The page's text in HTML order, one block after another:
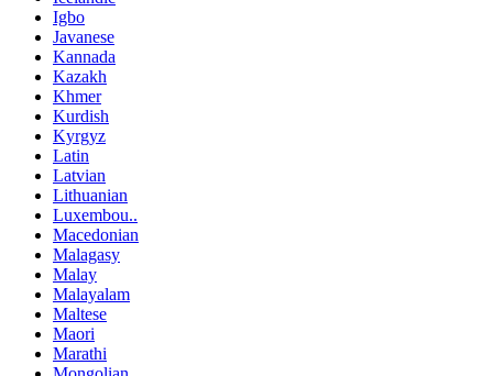
Igbo
Javanese
Kannada
Kazakh
Khmer
Kurdish
Kyrgyz
Latin
Latvian
Lithuanian
Luxembou..
Macedonian
Malagasy
Malay
Malayalam
Maltese
Maori
Marathi